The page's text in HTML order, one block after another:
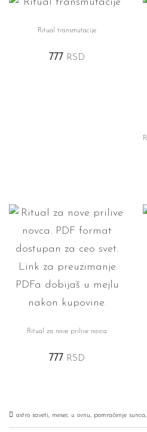
Ritual transmutacije
777 RSD
Ritual za nove prilive novca
777 RSD
astro saveti, mesec u ovnu, pomračenje sunca,